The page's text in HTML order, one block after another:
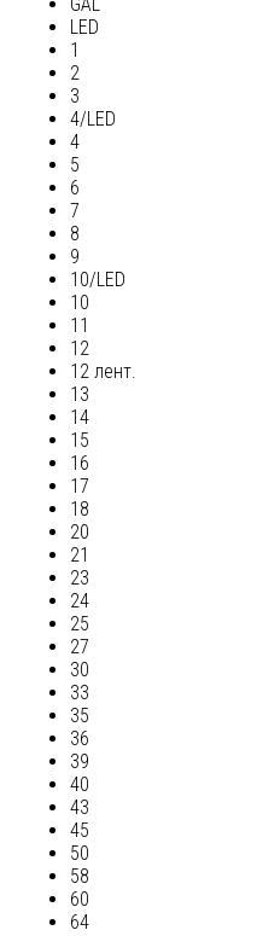
GAL
LED
1
2
3
4/LED
4
5
6
7
8
9
10/LED
10
11
12
12 лент.
13
14
15
16
17
18
20
21
23
24
25
27
30
33
35
36
39
40
43
45
50
58
60
64